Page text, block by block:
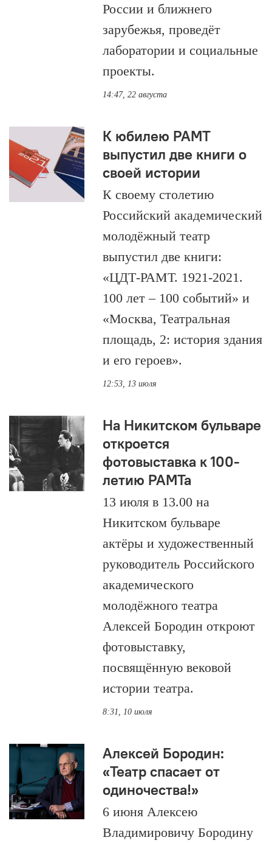
России и ближнего
зарубежья, проведёт
лаборатории и социальные
проекты.
14:47, 22 августа
К юбилею РАМТ
выпустил две книги о
своей истории
К своему столетию
Российский академический
молодёжный театр
выпустил две книги:
«ЦДТ-РАМТ. 1921-2021.
100 лет – 100 событий» и
«Москва, Театральная
площадь, 2: история здания
и его героев».
12:53, 13 июля
На Никитском бульваре
откроется
фотовыставка к 100-
летию РАМТа
13 июля в 13.00 на
Никитском бульваре
актёры и художественный
руководитель Российского
академического
молодёжного театра
Алексей Бородин откроют
фотовыставку,
посвящённую вековой
истории театра.
8:31, 10 июля
Алексей Бородин:
«Театр спасает от
одиночества!»
6 июня Алексею
Владимировичу Бородину